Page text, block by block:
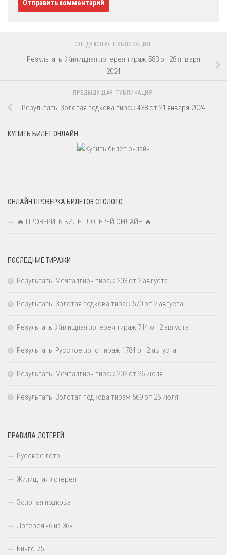
СЛЕДУЮЩАЯ ПУБЛИКАЦИЯ
Результаты Жилищная лотерея тираж 583 от 28 января
2024
ПРЕДЫДУЩАЯ ПУБЛИКАЦИЯ
Результаты Золотая подкова тираж 438 от 21 января 2024
КУПИТЬ БИЛЕТ ОНЛАЙН
ОНЛАЙН ПРОВЕРКА БИЛЕТОВ СТОЛОТО
🔥 ПРОВЕРИТЬ БИЛЕТ ЛОТЕРЕЙ ОНЛАЙН 🔥
ПОСЛЕДНИЕ ТИРАЖИ
Результаты Мечталлион тираж 203 от 2 августа
Результаты Золотая подкова тираж 570 от 2 августа
Результаты Жилищная лотерея тираж 714 от 2 августа
Результаты Русское лото тираж 1784 от 2 августа
Результаты Мечталлион тираж 202 от 26 июля
Результаты Золотая подкова тираж 569 от 26 июля
ПРАВИЛА ЛОТЕРЕЙ
Русское лото
Жилищная лотерея
Золотая подкова
Лотерея «6 из 36»
Бинго 75